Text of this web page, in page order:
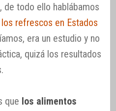
todo ello hablábamos
refrescos en Estados
era un estudio y no
quizá los resultados
que los alimentos